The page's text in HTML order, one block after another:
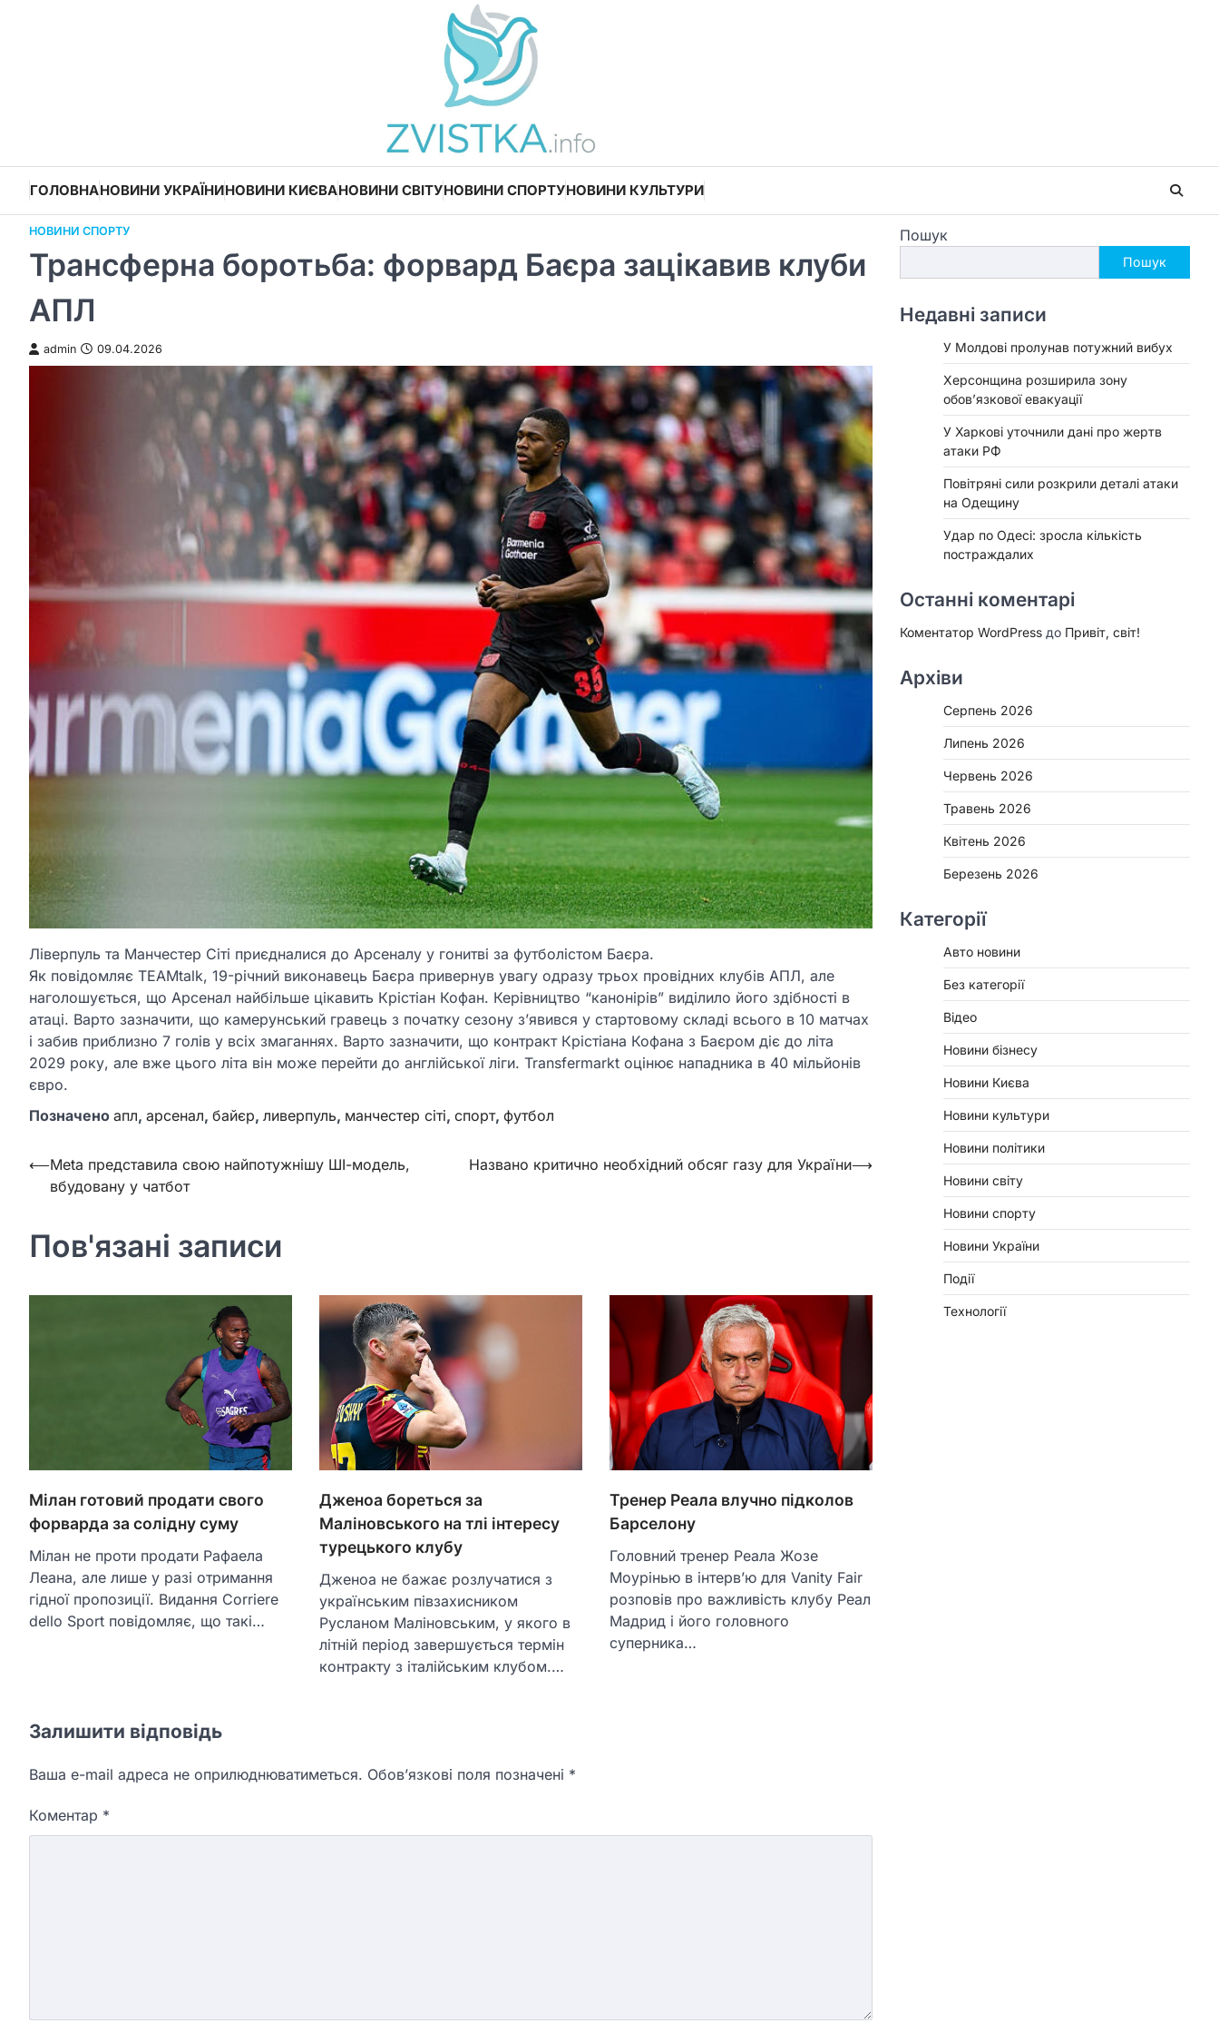
ГОЛОВНАНОВИНИ УКРАЇНИНОВИНИ КИЄВАНОВИНИ СВІТУНОВИНИ СПОРТУНОВИНИ КУЛЬТУРИ
НОВИНИ СПОРТУ
Трансферна боротьба: форвард Баєра зацікавив клуби
АПЛ
admin 09.04.2026
Ліверпуль та Манчестер Сіті приєдналися до Арсеналу у гонитві за футболістом Баєра.
Як повідомляє TEAMtalk, 19-річний виконавець Баєра привернув увагу одразу трьох провідних клубів АПЛ, але
наголошується, що Арсенал найбільше цікавить Крістіан Кофан. Керівництво “канонірів” виділило його здібності в
атаці. Варто зазначити, що камерунський гравець з початку сезону з’явився у стартовому складі всього в 10 матчах
і забив приблизно 7 голів у всіх змаганнях. Варто зазначити, що контракт Крістіана Кофана з Баєром діє до літа
2029 року, але вже цього літа він може перейти до англійської ліги. Transfermarkt оцінює нападника в 40 мільйонів
євро.
Позначено апл, арсенал, байєр, ливерпуль, манчестер сіті, спорт, футбол
Навігація
записів
⟵Meta представила свою найпотужнішу ШІ-модель,
вбудовану у чатбот
Названо критично необхідний обсяг газу для України⟶
Пов'язані записи
Мілан готовий продати свого
форварда за солідну суму
Мілан не проти продати Рафаела
Леана, але лише у разі отримання
гідної пропозиції. Видання Corriere
dello Sport повідомляє, що такі…
Дженоа бореться за
Маліновського на тлі інтересу
турецького клубу
Дженоа не бажає розлучатися з
українським півзахисником
Русланом Маліновським, у якого в
літній період завершується термін
контракту з італійським клубом.…
Тренер Реала влучно підколов
Барселону
Головний тренер Реала Жозе
Моурінью в інтерв’ю для Vanity Fair
розповів про важливість клубу Реал
Мадрид і його головного
суперника…
Залишити відповідь
Ваша e-mail адреса не оприлюднюватиметься. Обов’язкові поля позначені *
Коментар *
Пошук
Пошук
Недавні записи
У Молдові пролунав потужний вибух
Херсонщина розширила зону
обов’язкової евакуації
У Харкові уточнили дані про жертв
атаки РФ
Повітряні сили розкрили деталі атаки
на Одещину
Удар по Одесі: зросла кількість
постраждалих
Останні коментарі
Коментатор WordPress до Привіт, світ!
Архіви
Серпень 2026
Липень 2026
Червень 2026
Травень 2026
Квітень 2026
Березень 2026
Категорії
Авто новини
Без категорії
Відео
Новини бізнесу
Новини Києва
Новини культури
Новини політики
Новини світу
Новини спорту
Новини України
Події
Технології